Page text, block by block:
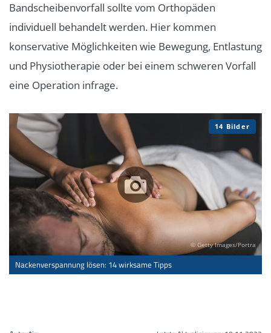
Bandscheibenvorfall sollte vom Orthopäden
individuell behandelt werden. Hier kommen
konservative Möglichkeiten wie Bewegung, Entlastung
und Physiotherapie oder bei einem schweren Vorfall
eine Operation infrage.
© Getty Images/Portra
Nackenverspannung lösen: 14 wirksame Tipps
14 Bilder